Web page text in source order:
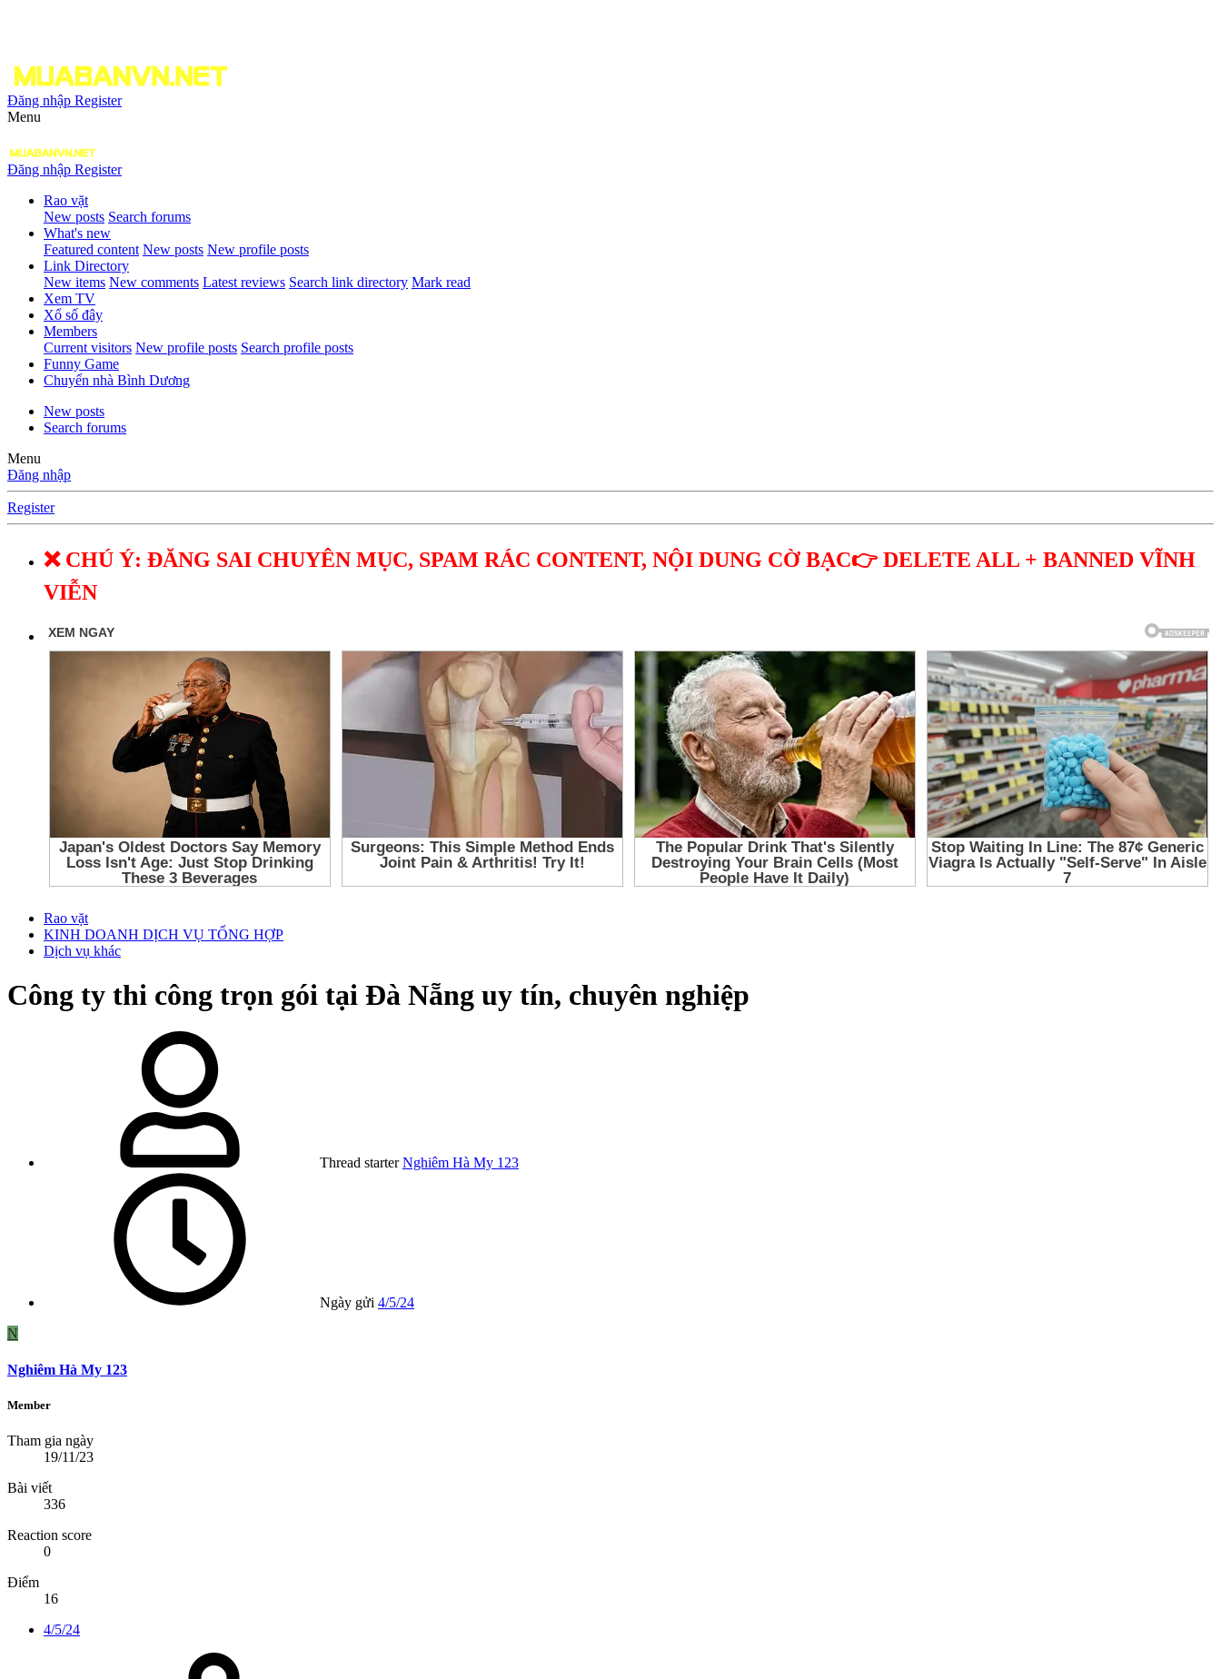
Đăng nhập Register
Menu
Đăng nhập Register
Rao vặt
New posts Search forums
What's new
Featured content New posts New profile posts
Link Directory
New items New comments Latest reviews Search link directory Mark read
Xem TV
Xổ số đây
Members
Current visitors New profile posts Search profile posts
Funny Game
Chuyển nhà Bình Dương
New posts
Search forums
Menu
Đăng nhập
Register
❌ CHÚ Ý: ĐĂNG SAI CHUYÊN MỤC, SPAM RÁC CONTENT, NỘI DUNG CỜ BẠC👉 DELETE ALL + BANNED VĨNH
VIỄN
Rao vặt
KINH DOANH DỊCH VỤ TỔNG HỢP
Dịch vụ khác
Công ty thi công trọn gói tại Đà Nẵng uy tín, chuyên nghiệp
Thread starter Nghiêm Hà My 123
Ngày gửi 4/5/24
N
Nghiêm Hà My 123
Member
Tham gia ngày
19/11/23
Bài viết
336
Reaction score
0
Điểm
16
4/5/24